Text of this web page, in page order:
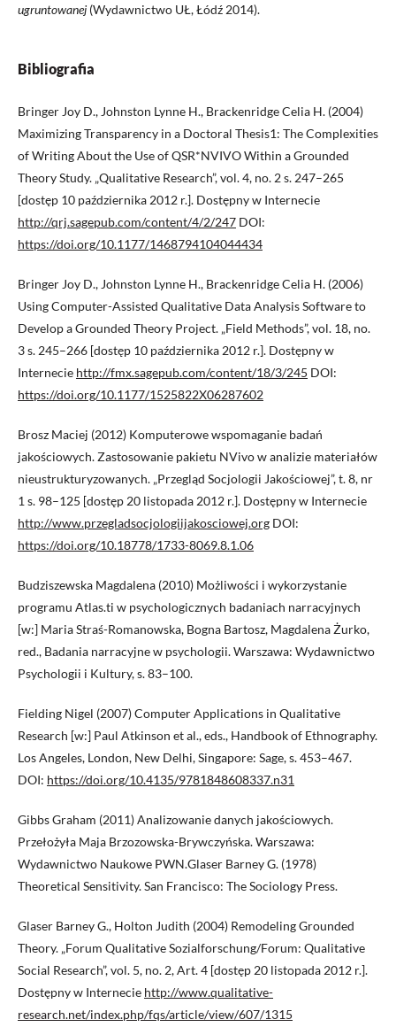
ugruntowanej (Wydawnictwo UŁ, Łódź 2014).
Bibliografia
Bringer Joy D., Johnston Lynne H., Brackenridge Celia H. (2004)
Maximizing Transparency in a Doctoral Thesis1: The Complexities
of Writing About the Use of QSR*NVIVO Within a Grounded
Theory Study. „Qualitative Research”, vol. 4, no. 2 s. 247–265
[dostęp 10 października 2012 r.]. Dostępny w Internecie
http://qrj.sagepub.com/content/4/2/247 DOI:
https://doi.org/10.1177/1468794104044434
Bringer Joy D., Johnston Lynne H., Brackenridge Celia H. (2006)
Using Computer-Assisted Qualitative Data Analysis Software to
Develop a Grounded Theory Project. „Field Methods”, vol. 18, no.
3 s. 245–266 [dostęp 10 października 2012 r.]. Dostępny w
Internecie http://fmx.sagepub.com/content/18/3/245 DOI:
https://doi.org/10.1177/1525822X06287602
Brosz Maciej (2012) Komputerowe wspomaganie badań
jakościowych. Zastosowanie pakietu NVivo w analizie materiałów
nieustrukturyzowanych. „Przegląd Socjologii Jakościowej”, t. 8, nr
1 s. 98–125 [dostęp 20 listopada 2012 r.]. Dostępny w Internecie
http://www.przegladsocjologiijakosciowej.org DOI:
https://doi.org/10.18778/1733-8069.8.1.06
Budziszewska Magdalena (2010) Możliwości i wykorzystanie
programu Atlas.ti w psychologicznych badaniach narracyjnych
[w:] Maria Straś-Romanowska, Bogna Bartosz, Magdalena Żurko,
red., Badania narracyjne w psychologii. Warszawa: Wydawnictwo
Psychologii i Kultury, s. 83–100.
Fielding Nigel (2007) Computer Applications in Qualitative
Research [w:] Paul Atkinson et al., eds., Handbook of Ethnography.
Los Angeles, London, New Delhi, Singapore: Sage, s. 453–467.
DOI: https://doi.org/10.4135/9781848608337.n31
Gibbs Graham (2011) Analizowanie danych jakościowych.
Przełożyła Maja Brzozowska-Brywczyńska. Warszawa:
Wydawnictwo Naukowe PWN.Glaser Barney G. (1978)
Theoretical Sensitivity. San Francisco: The Sociology Press.
Glaser Barney G., Holton Judith (2004) Remodeling Grounded
Theory. „Forum Qualitative Sozialforschung/Forum: Qualitative
Social Research”, vol. 5, no. 2, Art. 4 [dostęp 20 listopada 2012 r.].
Dostępny w Internecie http://www.qualitative-
research.net/index.php/fqs/article/view/607/1315